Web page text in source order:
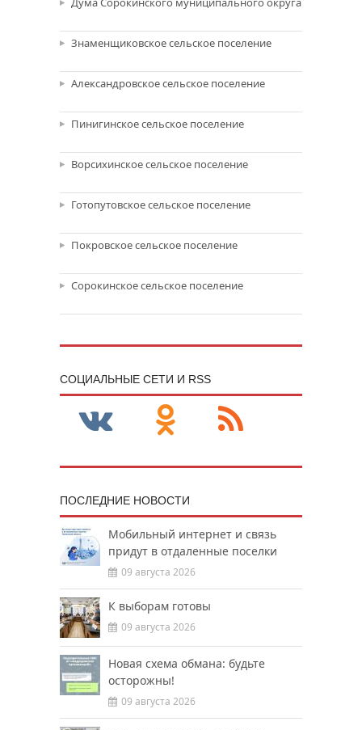
Знаменщиковское сельское поселение
Александровское сельское поселение
Пинигинское сельское поселение
Ворсихинское сельское поселение
Готопутовское сельское поселение
Покровское сельское поселение
Сорокинское сельское поселение
CОЦИАЛЬНЫЕ СЕТИ И RSS
ПОСЛЕДНИЕ НОВОСТИ
Мобильный интернет и связь
придут в отдаленные поселки
09 августа 2026
К выборам готовы
09 августа 2026
Новая схема обмана: будьте
осторожны!
09 августа 2026